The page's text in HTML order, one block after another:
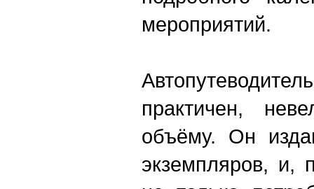
мероприятий.
практичен,
объёму. Он
экземпляров, и,